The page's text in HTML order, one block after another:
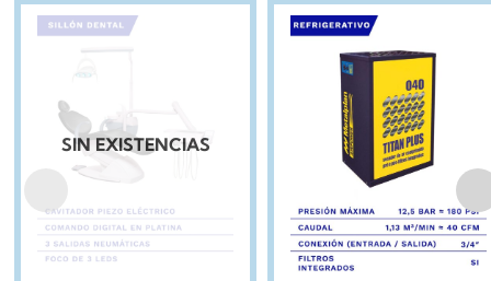
SIN EXISTENCIAS